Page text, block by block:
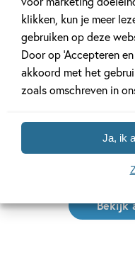
klikken, kun je meer
gebruiken op deze
Door op ‘Accepteren
akkoord met het
zoals omschreven in
Ja, ik
11 JANUARI 2026
Ons Kinderpanel
‘Marvel
Bekijk